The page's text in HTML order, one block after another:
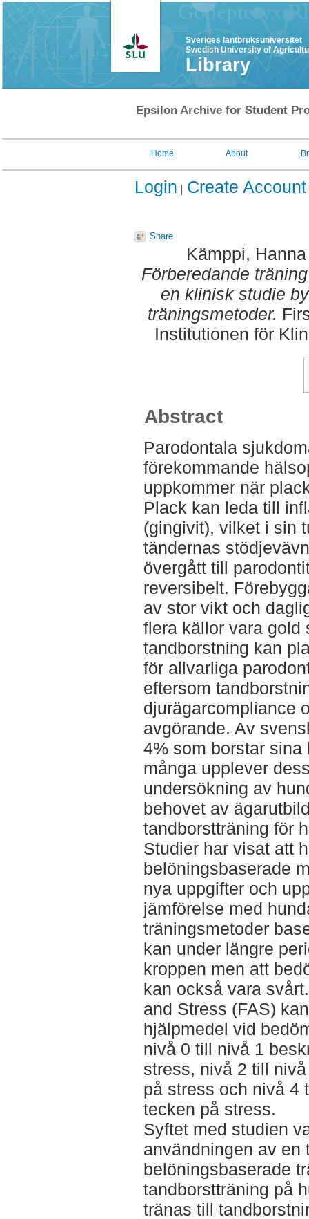
Sveriges lantbruksuniversitet
Swedish University of
Library
Epsilon Archive for Student
Home About
Login Create Account
Share
Kämppi, Hanna
Förberedande
en klinisk studie
träningsmetoder.
Institutionen för
Abstract
Parodontala
förekommande
uppkommer när
Plack kan leda till
(gingivit), vilket i sin
tändernas
övergått till
reversibelt.
av stor vikt och
flera källor vara gold
tandborstning kan
för allvarliga
eftersom
djurägarcompliance
avgörande. Av
4% som borstar
många upplever
undersökning av
behovet av
tandborstträning för
Studier har visat att
belöningsbaserade
nya uppgifter och
jämförelse med
träningsmetoder
kan under längre
kroppen men att
kan också vara
and Stress (FAS)
hjälpmedel vid
nivå 0 till nivå 1
stress, nivå 2 till
på stress och nivå 4
tecken på stress.
Syftet med studien
användningen av en
belöningsbaserade
tandborstträning på
tränas till